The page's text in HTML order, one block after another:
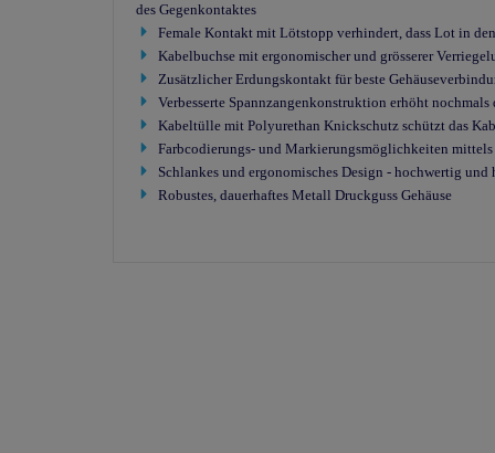
des Gegenkontaktes
Female Kontakt mit Lötstopp verhindert, dass Lot in
Kabelbuchse mit ergonomischer und grösserer
Zusätzlicher Erdungskontakt für beste
Verbesserte Spannzangenkonstruktion erhöht
Kabeltülle mit Polyurethan Knickschutz schützt das
Farbcodierungs- und Markierungsmöglichkeiten
Schlankes und ergonomisches Design - hochwertig und
Robustes, dauerhaftes Metall Druckguss Gehäuse